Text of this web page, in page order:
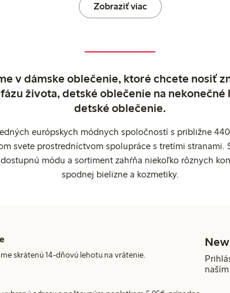
Zobraziť viac
v dámske oblečenie, ktoré chcete nosiť
života, detské oblečenie na nekonečné
detské oblečenie.
európskych módnych spoločností s približne
svete prostredníctvom spolupráce s tretími stranami.
módu a sortiment zahŕňa niekoľko rôznych
spodnej bielizne a kozmetiky.
skrátenú 14-dňovú lehotu na vrátenie.